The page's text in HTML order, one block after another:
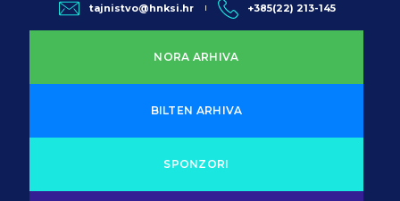
NORA ARHIVA
BILTEN ARHIVA
SPONZORI
tajnistvo@hnksi.hr +385(22) 213-145